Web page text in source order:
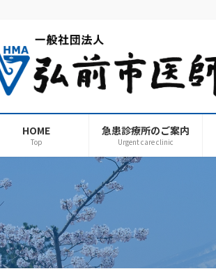
HOME
Top
急患診療所のご案内
Urgent care clinic